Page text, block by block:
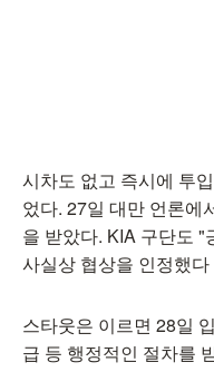
시차도 없고 즉시에 투
었다. 27일 대만 언론에
을 받았다. KIA 구단도
사실상 협상을 인정했다
스타웃은 이르면 28일
급 등 행정적인 절차를